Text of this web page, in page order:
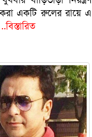
করা একটি রুলের রায়ে এ
..বিস্তারিত